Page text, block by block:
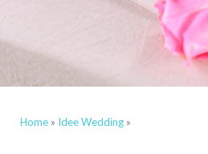
Home » Idee Wedding »